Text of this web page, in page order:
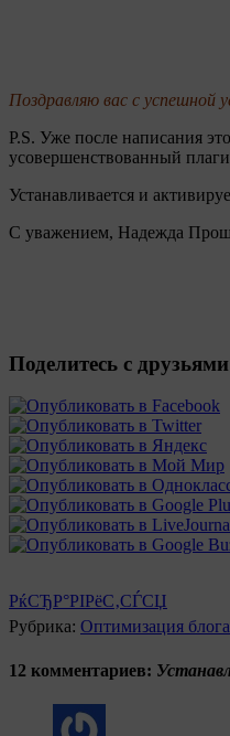
Поздравляю вас с успешной
P.S. Уже после написания
усовершенствованный
Устанавливается и
С уважением, Надежда
Поделитесь с
РќСЂР°РІРёС‚СЃСЏ
Рубрика: Оптимизация блога
12 комментариев: